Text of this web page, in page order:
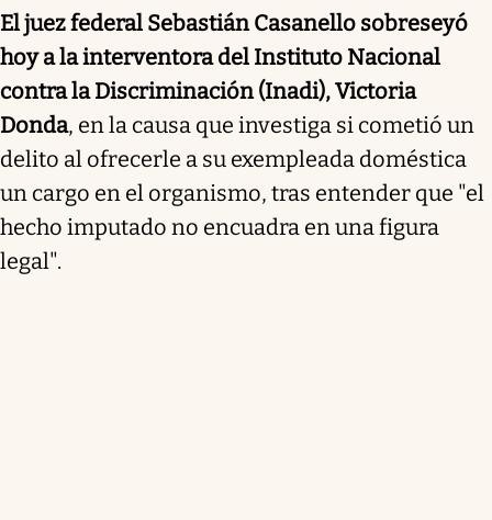
El juez federal Sebastián Casanello sobreseyó
hoy a la interventora del Instituto Nacional
contra la Discriminación (Inadi), Victoria
Donda, en la causa que investiga si cometió un
delito al ofrecerle a su exempleada doméstica
un cargo en el organismo, tras entender que "el
hecho imputado no encuadra en una figura
legal".